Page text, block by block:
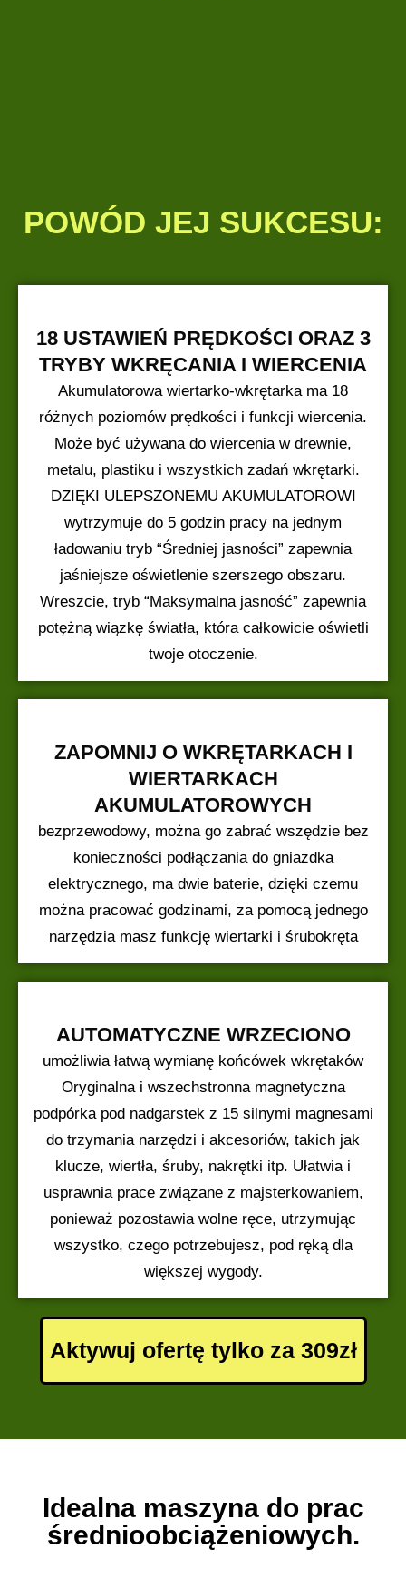
POWÓD JEJ SUKCESU:
18 USTAWIEŃ PRĘDKOŚCI ORAZ 3
TRYBY WKRĘCANIA I WIERCENIA
Akumulatorowa wiertarko-wkrętarka ma 18
różnych poziomów prędkości i funkcji wiercenia.
Może być używana do wiercenia w drewnie,
metalu, plastiku i wszystkich zadań wkrętarki.
DZIĘKI ULEPSZONEMU AKUMULATOROWI
wytrzymuje do 5 godzin pracy na jednym
ładowaniu tryb “Średniej jasności” zapewnia
jaśniejsze oświetlenie szerszego obszaru.
Wreszcie, tryb “Maksymalna jasność” zapewnia
potężną wiązkę światła, która całkowicie oświetli
twoje otoczenie.
ZAPOMNIJ O WKRĘTARKACH I
WIERTARKACH
AKUMULATOROWYCH
bezprzewodowy, można go zabrać wszędzie bez
konieczności podłączania do gniazdka
elektrycznego, ma dwie baterie, dzięki czemu
można pracować godzinami, za pomocą jednego
narzędzia masz funkcję wiertarki i śrubokręta
AUTOMATYCZNE WRZECIONO
umożliwia łatwą wymianę końcówek wkrętaków
Oryginalna i wszechstronna magnetyczna
podpórka pod nadgarstek z 15 silnymi magnesami
do trzymania narzędzi i akcesoriów, takich jak
klucze, wiertła, śruby, nakrętki itp. Ułatwia i
usprawnia prace związane z majsterkowaniem,
ponieważ pozostawia wolne ręce, utrzymując
wszystko, czego potrzebujesz, pod ręką dla
większej wygody.
Aktywuj ofertę tylko za 309zł
Idealna maszyna do prac
średnioobciążeniowych.